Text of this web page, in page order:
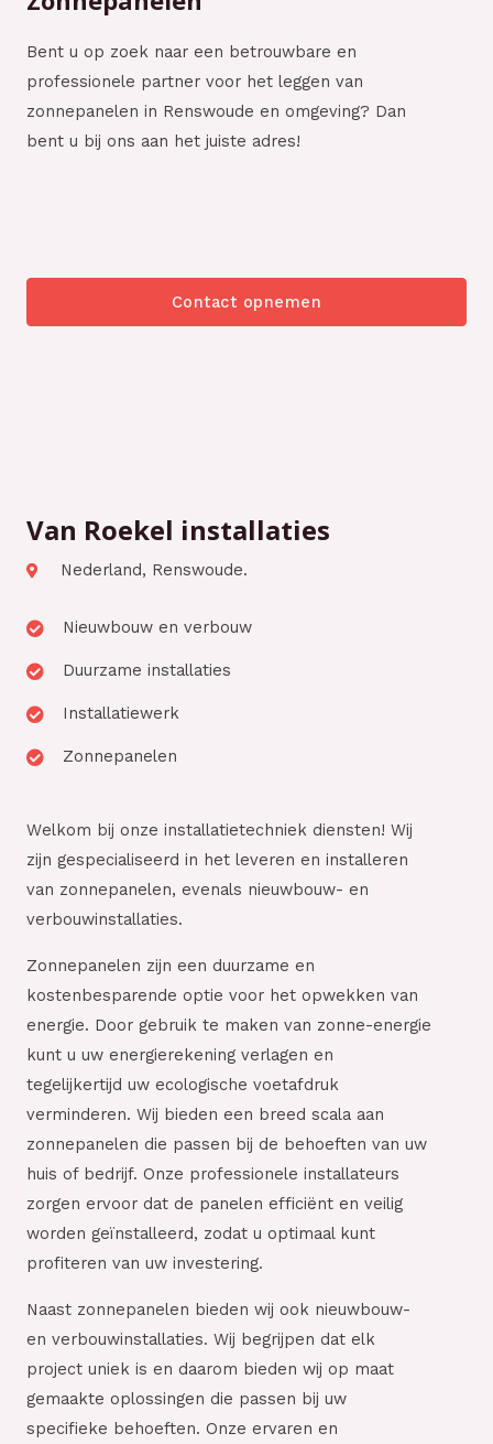
Bent u op zoek naar een betrouwbare en
professionele partner voor het leggen van
zonnepanelen in Renswoude en omgeving? Dan
bent u bij ons aan het juiste adres!
Contact opnemen
Van Roekel installaties
Nederland, Renswoude.
Nieuwbouw en verbouw
Duurzame installaties
Installatiewerk
Zonnepanelen
Welkom bij onze installatietechniek diensten! Wij
zijn gespecialiseerd in het leveren en installeren
van zonnepanelen, evenals nieuwbouw- en
verbouwinstallaties.
Zonnepanelen zijn een duurzame en
kostenbesparende optie voor het opwekken van
energie. Door gebruik te maken van zonne-energie
kunt u uw energierekening verlagen en
tegelijkertijd uw ecologische voetafdruk
verminderen. Wij bieden een breed scala aan
zonnepanelen die passen bij de behoeften van uw
huis of bedrijf. Onze professionele installateurs
zorgen ervoor dat de panelen efficiënt en veilig
worden geïnstalleerd, zodat u optimaal kunt
profiteren van uw investering.
Naast zonnepanelen bieden wij ook nieuwbouw-
en verbouwinstallaties. Wij begrijpen dat elk
project uniek is en daarom bieden wij op maat
gemaakte oplossingen die passen bij uw
specifieke behoeften. Onze ervaren en